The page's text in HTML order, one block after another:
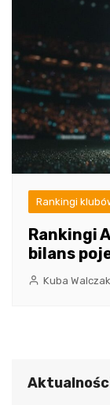
Rankingi
Rankingi
bilans
Kuba Walczak